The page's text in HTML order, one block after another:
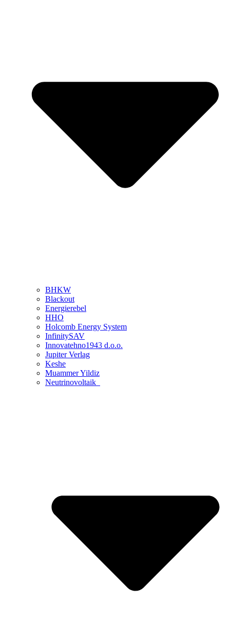
BHKW
Blackout
Energierebel
HHO
Holcomb Energy System
InfinitySAV
Innovatehno1943 d.o.o.
Jupiter Verlag
Keshe
Muammer Yildiz
Neutrinovoltaik